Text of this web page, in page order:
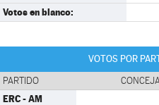
Votos en blanco:
VOTOS POR
PARTIDO
ERC - AM